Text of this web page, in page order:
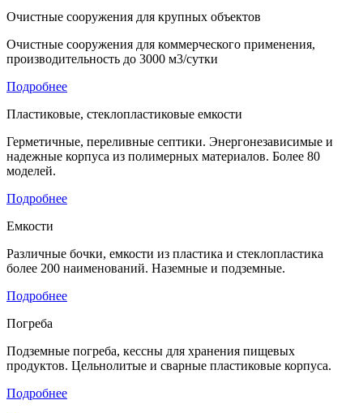
Очистные сооружения для крупных объектов
Очистные сооружения для коммерческого применения,
производительность до 3000 м3/сутки
Подробнее
Пластиковые, стеклопластиковые емкости
Герметичные, переливные септики. Энергонезависимые и
надежные корпуса из полимерных материалов. Более 80
моделей.
Подробнее
Емкости
Различные бочки, емкости из пластика и стеклопластика
более 200 наименований. Наземные и подземные.
Подробнее
Погреба
Подземные погреба, кессны для хранения пищевых
продуктов. Цельнолитые и сварные пластиковые корпуса.
Подробнее